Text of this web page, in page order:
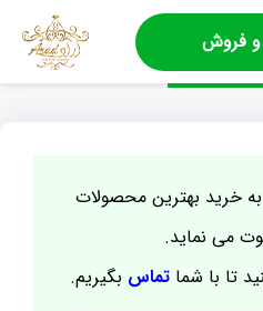
و فروش
به خرید بهترین محصولات
می نماید.
تا با شماتماس بگیریم.